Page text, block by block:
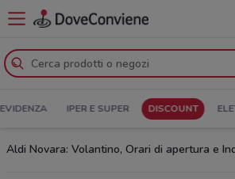
IPER E SUPER DISCOUNT
Aldi Novara: Volantino, Orari di apertura e